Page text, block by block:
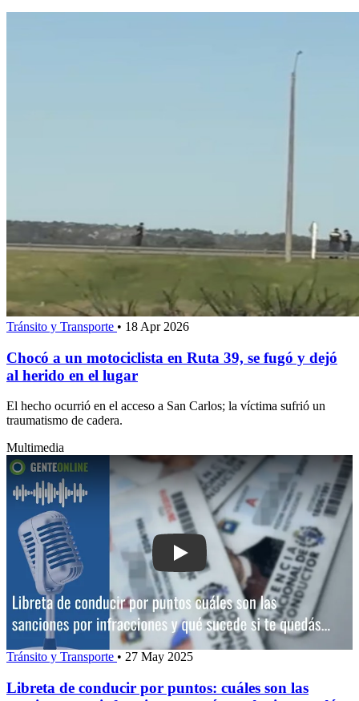
Tránsito y Transporte • 18 Apr 2026
Chocó a un motociclista en Ruta 39, se fugó y dejó
al herido en el lugar
El hecho ocurrió en el acceso a San Carlos; la víctima sufrió un
traumatismo de cadera.
Multimedia
Play: Libreta de conducir por puntos:
Tránsito y Transporte • 27 May 2025
Libreta de conducir por puntos: cuáles son las